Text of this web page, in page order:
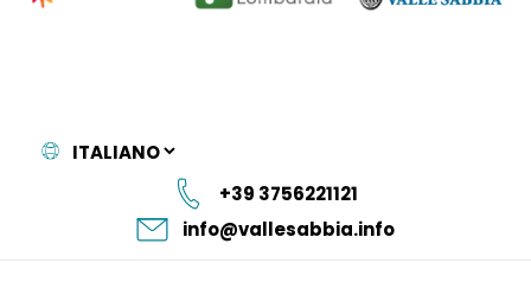
+39 3756221121
info@vallesabbia.info